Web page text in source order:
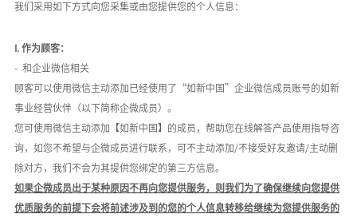
我们采用如下方式向您采集或由您提供您的个人信息：
I. 作为顾客：
- 和企业微信相关
顾客可以使用微信主动添加已经使用 了 “如新中国”企业微信成员账号的如新
事业经营伙伴（以下简称企微成员） 。
您可使用微信主动添加【如新中国】的成员 ，帮助您在线解答产品使用指导咨
询，如您不希望与企微成员进行联系，可不主动添加/不接受好友邀请/主动删
除对方，我们不会为其提供您绑定的第三方信息 。
如果企微成员出于某种原因不再向您提供服务，则我们为了确保继续向您提供
优质服务的前提下会将前述涉及到的您的个人信息转移给继续为您提供服务的